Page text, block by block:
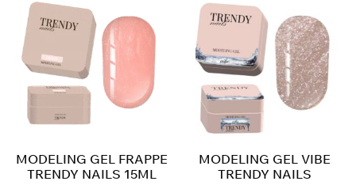
MODELING GEL FRAPPE
TRENDY NAILS 15ML
MODELING GEL VIBE
TRENDY NAILS